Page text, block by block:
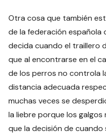
Otra cosa que también
de la federación española
decida cuando el traillero
que al encontrarse en el
de los perros no controla
distancia adecuada
muchas veces se
la liebre porque los
que la decisión de